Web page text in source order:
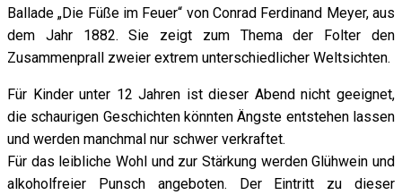
Ballade „Die Füße im Feuer“ von Conrad Ferdinand Meyer, aus
dem Jahr 1882. Sie zeigt zum Thema der Folter den
Zusammenprall zweier extrem unterschiedlicher Weltsichten.
Für Kinder unter 12 Jahren ist dieser Abend nicht geeignet,
die schaurigen Geschichten könnten Ängste entstehen lassen
und werden manchmal nur schwer verkraftet.
Für das leibliche Wohl und zur Stärkung werden Glühwein und
alkoholfreier Punsch angeboten. Der Eintritt zu dieser